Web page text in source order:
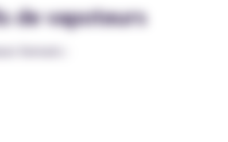
de vapoteurs
formats :